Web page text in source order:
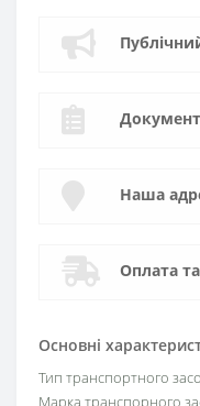
Основні
Тип транспортного
Марка транспорного
Наша
Оплата